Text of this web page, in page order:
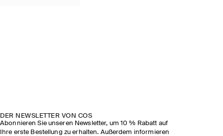
DER NEWSLETTER VON COS
Abonnieren Sie unseren Newsletter, um 10 % Rabatt auf
Ihre erste Bestellung zu erhalten. Außerdem informieren